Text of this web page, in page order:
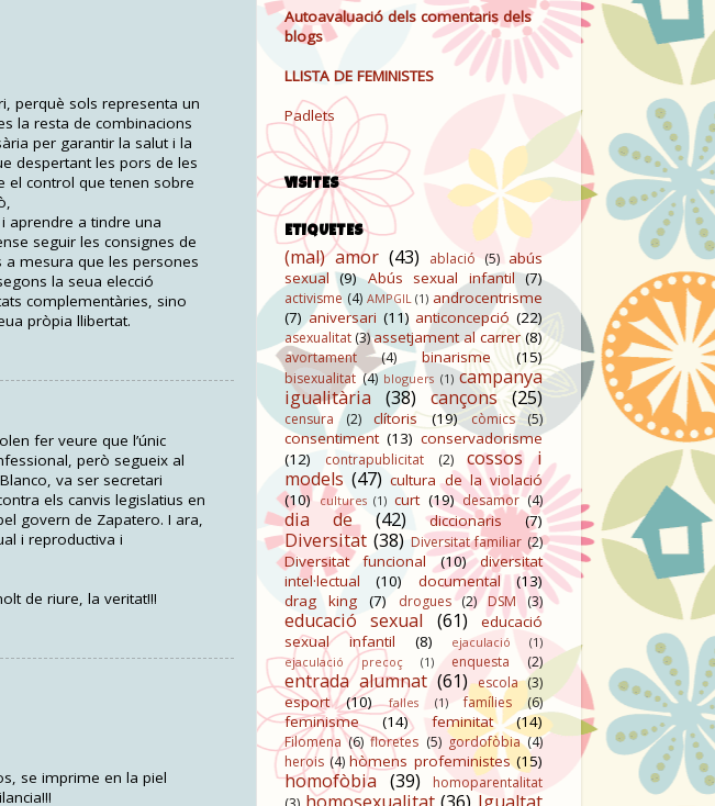
perquè sols representa un
la resta de combinacions
per garantir la salut i la
despertant les pors de les
el control que tenen sobre
aprendre a tindre una
seguir les consignes de
mesura que les persones
la seua elecció
complementàries, sino
pròpia llibertat.
fer veure que l’únic
però segueix al
va ser secretari
els canvis legislatius en
govern de Zapatero. I ara,
i reproductiva i
de riure, la veritat!!!
se imprime en la piel
Autoavaluació dels comentaris dels
blogs
LLISTA DE FEMINISTES
Padlets
VISITES
ETIQUETES
(mal) amor (43) ablació (5) abús
sexual (9) Abús sexual infantil (7)
activisme (4) AMPGIL (1) androcentrisme
(7) aniversari (11) anticoncepció (22)
asexualitat (3)assetjament al carrer (8)
avortament (4) binarisme (15)
bisexualitat (4) bloguers (1) campanya
igualitària
(38) cançons (25)
censura (2) clítoris (19) còmics (5)
consentiment (13) conservadorisme
(12)
contrapublicitat (2)
cossos i
models (47) cultura de la violació
(10) cultures (1) curt (19) desamor (4)
dia de (42) diccionaris (7)
Diversitat (38) Diversitat familiar (2)
Diversitat funcional (10)
diversitat
intel·lectual
(10) documental
(13)
drag king
(7) drogues (2) DSM (3)
educació sexual (61)
educació
sexual infantil
(8) ejaculació
(1)
ejaculació precoç
(1) enquesta (2)
entrada alumnat (61) escola (3)
esport (10) falles (1) famílies (6)
feminisme (14) feminitat (14)
Filomena (6) floretes (5) gordofòbia (4)
herois (4) hòmens profeministes (15)
homofòbia (39)
homoparentalitat